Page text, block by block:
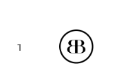
TV, Video & Audio